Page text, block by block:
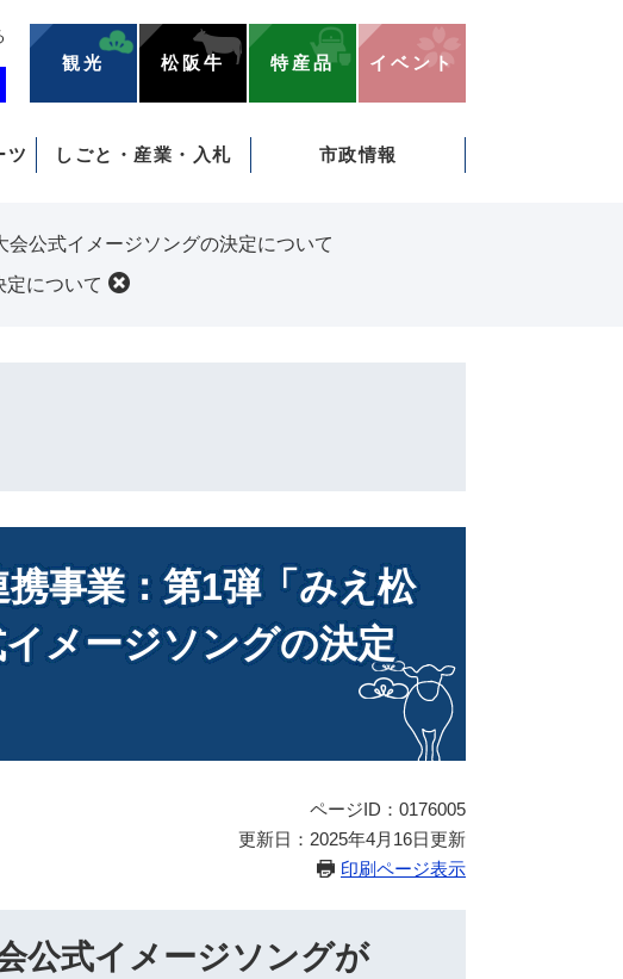
観光 松阪牛 特産品 イベント
ツ しごと・産業・入札 市政情報
公式イメージソングの決定について
について
事業：第1弾「みえ松
メージソングの決定
ページID：0176005
更新日：2025年4月16日更新
印刷ページ表示
公式イメージソングが